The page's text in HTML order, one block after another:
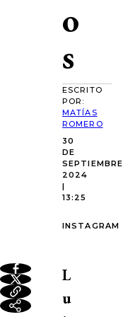
o
s
ESCRITO
POR:
MATÍAS
ROMERO
30
DE
SEPTIEMBRE
2024
|
13:25
INSTAGRAM
L
u